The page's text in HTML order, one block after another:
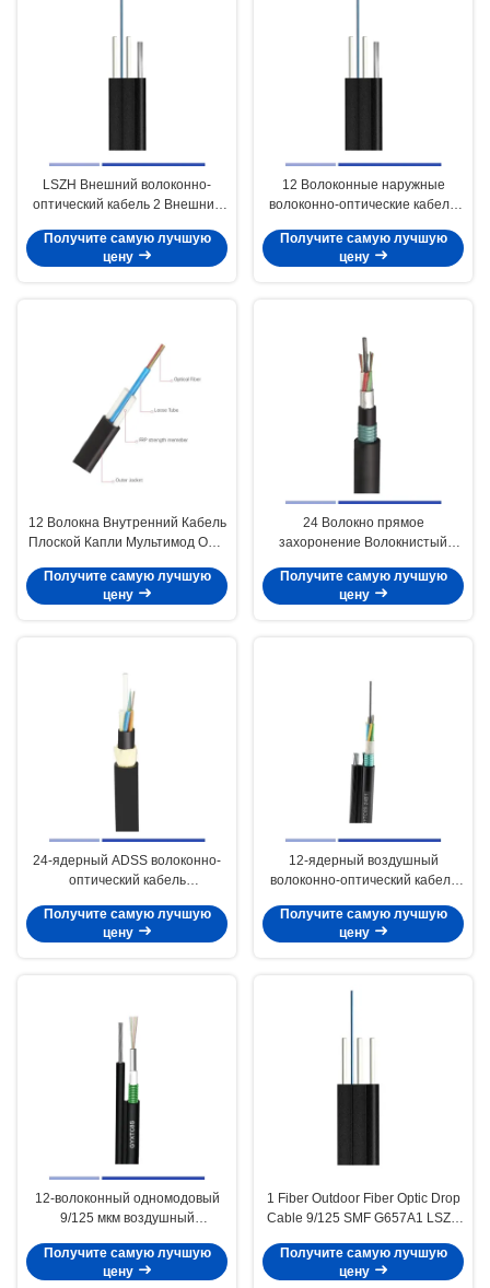
LSZH Внешний волоконно-
оптический кабель 2 Внешний
одномодный 9/125 G657A1
Получите самую лучшую
цену
12 Волоконные наружные
волоконно-оптические кабели
стальной проволоки
мессенджер 2x FRP член
Получите самую лучшую
цену
12 Волокна Внутренний Кабель
Плоской Капли Мультимод OM3
Получите самую лучшую
цену
24 Волокно прямое
захоронение Волокнистый
Двойной бронированный PE
GYTA53 Внешний оптический
Получите самую лучшую
цену
24-ядерный ADSS волоконно-
оптический кабель
пиджак Протяженность 100 м
PE
Получите самую лучшую
цену
12-ядерный воздушный
волоконно-оптический кабель
стальным проводом PE
GYTC8S
Получите самую лучшую
цену
12-волоконный одномодовый
9/125 мкм воздушный
тросом из полиэтилена
GYXTC8S
Получите самую лучшую
цену
1 Fiber Outdoor Fiber Optic Drop
Cable 9/125 SMF G657A1 LSZH
Member
Получите самую лучшую
цену